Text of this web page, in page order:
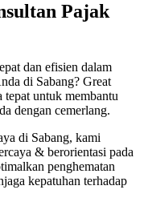
Pajak
dan efisien dalam
di Sabang? Great
untuk membantu
dengan cemerlang.
di Sabang, kami
& berorientasi pada
penghematan
kepatuhan terhadap